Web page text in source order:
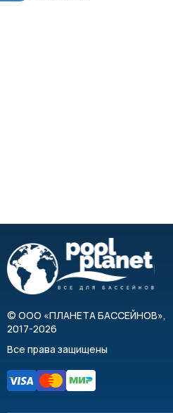
© ООО «ПЛАНЕТА БАССЕЙНОВ»,
2017-2026
Все права защищены